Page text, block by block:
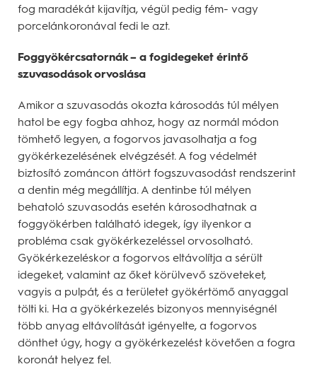
fog maradékát kijavítja, végül pedig fém- vagy
porcelánkoronával fedi le azt.
Foggyökércsatornák – a fogidegeket érintő
szuvasodások orvoslása
Amikor a szuvasodás okozta károsodás túl mélyen
hatol be egy fogba ahhoz, hogy az normál módon
tömhető legyen, a fogorvos javasolhatja a fog
gyökérkezelésének elvégzését. A fog védelmét
biztosító zománcon áttört fogszuvasodást rendszerint
a dentin még megállítja. A dentinbe túl mélyen
behatoló szuvasodás esetén károsodhatnak a
foggyökérben található idegek, így ilyenkor a
probléma csak gyökérkezeléssel orvosolható.
Gyökérkezeléskor a fogorvos eltávolítja a sérült
idegeket, valamint az őket körülvevő szöveteket,
vagyis a pulpát, és a területet gyökértömő anyaggal
tölti ki. Ha a gyökérkezelés bizonyos mennyiségnél
több anyag eltávolítását igényelte, a fogorvos
dönthet úgy, hogy a gyökérkezelést követően a fogra
koronát helyez fel.